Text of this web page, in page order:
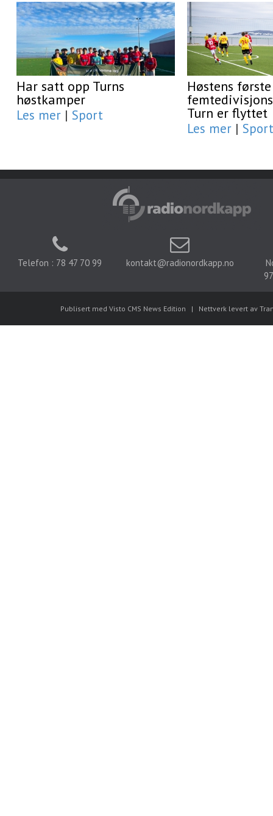
Har satt opp Turns
høstkamper
Les mer | Sport
Høstens første
Turn er flyttet
Les mer | Sport
Telefon : 78 47 70 99 kontakt@radionordkapp.no
Publisert med Visto CMS News Edition | Nettverk levert av